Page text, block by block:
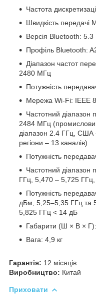
Частота
Швидкість передачі
Версія Bluetooth: 5.3
Профіль Bluetooth:
Діапазон частот
2480 МГц
Потужність
Мережа Wi-Fi: IEEE
Частотний
2484 МГц
діапазон 2.4 ГГц, США
регіони – 13 каналів)
Потужність
Частотний
ГГц, 5,470 – 5,725
Потужність
дБм, 5,25–5,35 ГГц та
5,825 ГГц < 14 дБ
Габарити (Ш × В ×
Вага: 4,9 кг
Гарантія: 12 місяців
Виробництво: Китай
Приховати